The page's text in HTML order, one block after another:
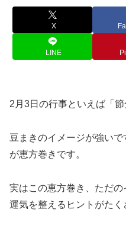
X
LINE
2月3日の行事といえば「節
豆まきのイメージが強い
が恵方巻きです。
実はこの恵方巻き、ただの
運気を整えるヒントがたく